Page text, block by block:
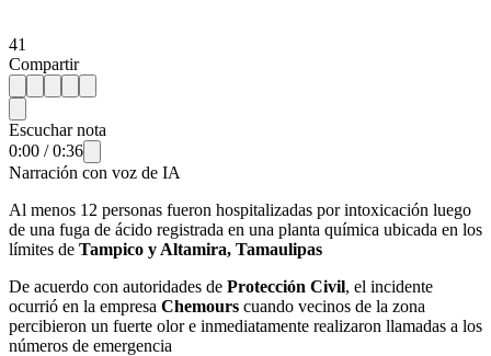
41
Compartir
Escuchar nota
0:00 /0:36
Narración con voz de IA
Al menos 12 personas fueron hospitalizadas por intoxicación luego
de una fuga de ácido registrada en una planta química ubicada en los
límites de Tampico y Altamira, Tamaulipas
De acuerdo con autoridades de Protección Civil, el incidente
ocurrió en la empresa Chemours cuando vecinos de la zona
percibieron un fuerte olor e inmediatamente realizaron llamadas a los
números de emergencia